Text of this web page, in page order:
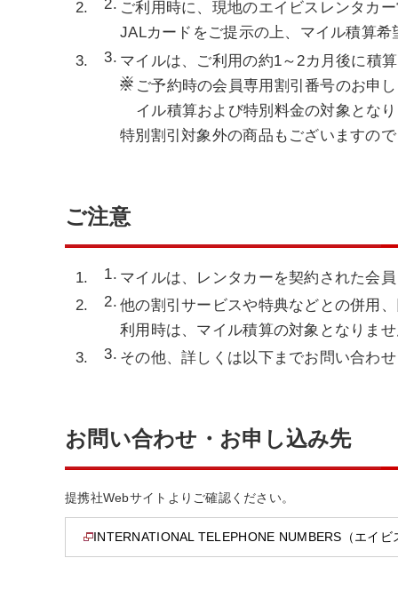
ご利用時に、現地のエイビスレンタカ
JALカードをご提示の上、マイル積算
マイルは、ご利用の約1～2カ月後に積
※ ご予約時の会員専用割引番号のお申
イル積算および特別料金の対象とな
特別割引対象外の商品もございますの
ご注意
マイルは、レンタカーを契約された会
他の割引サービスや特典などとの併用
利用時は、マイル積算の対象となりま
その他、詳しくは以下までお問い合わ
お問い合わせ・お申し込み先
提携社Webサイトよりご確認ください。
INTERNATIONAL TELEPHONE NUMBERS（エイ